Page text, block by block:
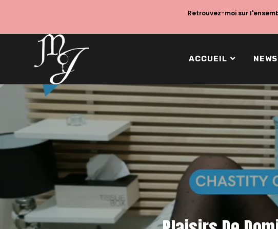
Retrouvez-moi sur
ACCUEIL NEWS